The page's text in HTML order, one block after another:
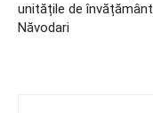
unitățile de
Năvodari